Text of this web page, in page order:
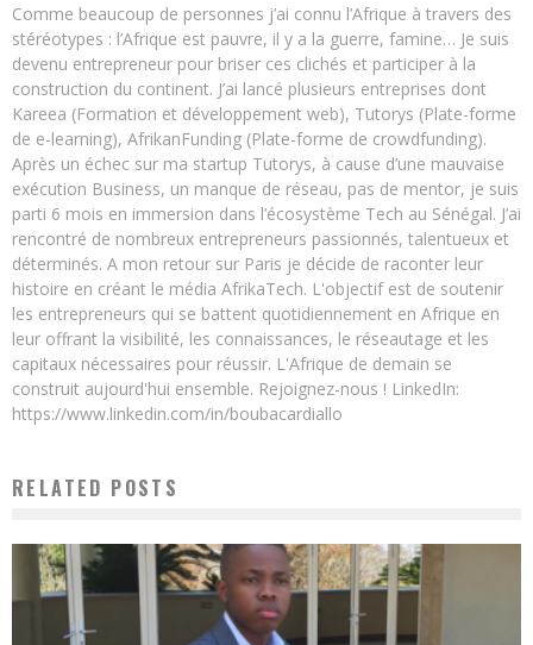
Comme beaucoup de personnes j’ai connu l’Afrique à travers des
stéréotypes : l’Afrique est pauvre, il y a la guerre, famine… Je suis
devenu entrepreneur pour briser ces clichés et participer à la
construction du continent. J’ai lancé plusieurs entreprises dont
Kareea (Formation et développement web), Tutorys (Plate-forme
de e-learning), AfrikanFunding (Plate-forme de crowdfunding).
Après un échec sur ma startup Tutorys, à cause d’une mauvaise
exécution Business, un manque de réseau, pas de mentor, je suis
parti 6 mois en immersion dans l’écosystème Tech au Sénégal. J’ai
rencontré de nombreux entrepreneurs passionnés, talentueux et
déterminés. A mon retour sur Paris je décide de raconter leur
histoire en créant le média AfrikaTech. L'objectif est de soutenir
les entrepreneurs qui se battent quotidiennement en Afrique en
leur offrant la visibilité, les connaissances, le réseautage et les
capitaux nécessaires pour réussir. L'Afrique de demain se
construit aujourd'hui ensemble. Rejoignez-nous ! LinkedIn:
https://www.linkedin.com/in/boubacardiallo
RELATED POSTS